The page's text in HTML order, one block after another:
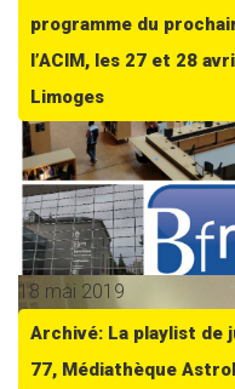
programme du
l’ACIM, les 27 et 28
Limoges
18 mai 2019
Archivé: La playlist de
77, Médiathèque